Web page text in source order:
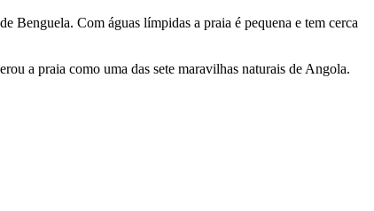
Benguela. Com águas límpidas a praia é pequena e tem cerca
a praia como uma das sete maravilhas naturais de Angola.